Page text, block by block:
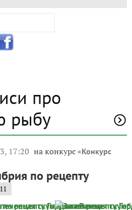
про
рыбу
17:20 на конкурс «Конкурс
по рецепту
11